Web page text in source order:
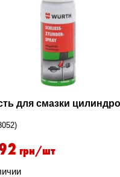
для смазки
грн/шт